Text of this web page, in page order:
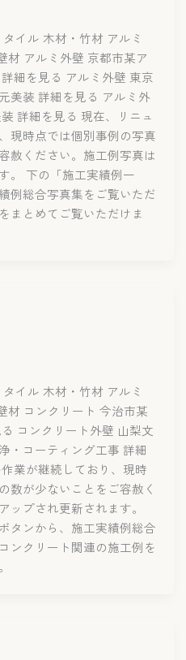
イル 木材・竹材 アルミ
材 アルミ外壁 京都市某ア
細を見る アルミ外壁 東京
装 詳細を見る アルミ外
詳細を見る 現在、リニュ
現時点では個別事例の写真
赦ください。施工例写真は
。 下の「施工実績例一
例総合写真集をご覧いただ
まとめてご覧いただけま
イル 木材・竹材 アルミ
材 コンクリート 今治市某
コンクリート外壁 山梨文
・コーティング工事 詳細
業が継続しており、現時
数が少ないことをご容赦く
ップされ更新されます。
タンから、施工実績例総合
ンクリート関連の施工例を